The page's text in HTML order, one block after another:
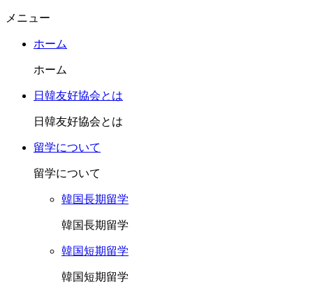
メニュー
ホーム
ホーム
日韓友好協会とは
日韓友好協会とは
留学について
留学について
韓国長期留学
韓国長期留学
韓国短期留学
韓国短期留学